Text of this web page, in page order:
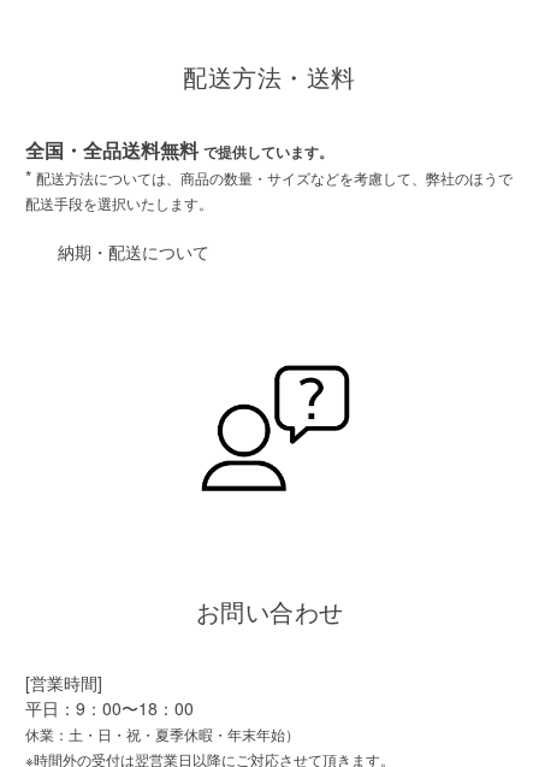
配送方法・送料
全国・全品送料無料 で提供しています。
* 配送方法については、商品の数量・サイズなどを考慮して、弊社のほうで
配送手段を選択いたします。
納期・配送について
お問い合わせ
[営業時間]
平日：9：00〜18：00
休業：土・日・祝・夏季休暇・年末年始）
※時間外の受付は翌営業日以降にご対応させて頂きます。